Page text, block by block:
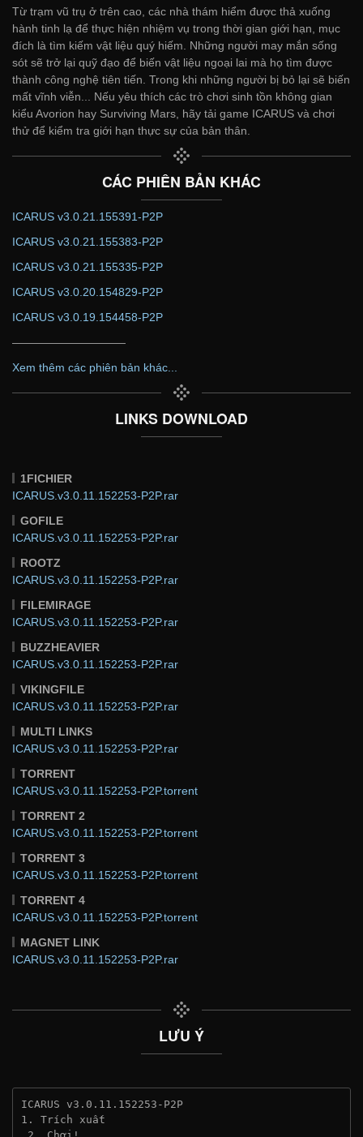
Từ trạm vũ trụ ở trên cao, các nhà thám hiểm được thả xuống
hành tinh lạ để thực hiện nhiệm vụ trong thời gian giới hạn, mục
đích là tìm kiếm vật liệu quý hiếm. Những người may mắn sống
sót sẽ trở lại quỹ đạo để biến vật liệu ngoại lai mà họ tìm được
thành công nghệ tiên tiến. Trong khi những người bị bỏ lại sẽ biến
mất vĩnh viễn... Nếu yêu thích các trò chơi sinh tồn không gian
kiểu Avorion hay Surviving Mars, hãy tải game ICARUS và chơi
thử để kiểm tra giới hạn thực sự của bản thân.
CÁC PHIÊN BẢN KHÁC
ICARUS v3.0.21.155391-P2P
ICARUS v3.0.21.155383-P2P
ICARUS v3.0.21.155335-P2P
ICARUS v3.0.20.154829-P2P
ICARUS v3.0.19.154458-P2P
——————————
Xem thêm các phiên bản khác...
LINKS DOWNLOAD
1FICHIER
ICARUS.v3.0.11.152253-P2P.rar
GOFILE
ICARUS.v3.0.11.152253-P2P.rar
ROOTZ
ICARUS.v3.0.11.152253-P2P.rar
FILEMIRAGE
ICARUS.v3.0.11.152253-P2P.rar
BUZZHEAVIER
ICARUS.v3.0.11.152253-P2P.rar
VIKINGFILE
ICARUS.v3.0.11.152253-P2P.rar
MULTI LINKS
ICARUS.v3.0.11.152253-P2P.rar
TORRENT
ICARUS.v3.0.11.152253-P2P.torrent
TORRENT 2
ICARUS.v3.0.11.152253-P2P.torrent
TORRENT 3
ICARUS.v3.0.11.152253-P2P.torrent
TORRENT 4
ICARUS.v3.0.11.152253-P2P.torrent
MAGNET LINK
ICARUS.v3.0.11.152253-P2P.rar
LƯU Ý
ICARUS v3.0.11.152253-P2P
1. Trích xuất
2. Chơi!